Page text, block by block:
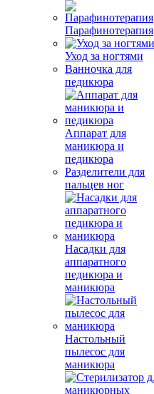
Парафинотерапия
Уход за ногтями
Ванночка для
педикюра
Аппарат для
маникюра и
педикюра
Разделители для
пальцев ног
Насадки для
аппаратного
педикюра и
маникюра
Настольный
пылесос для
маникюра